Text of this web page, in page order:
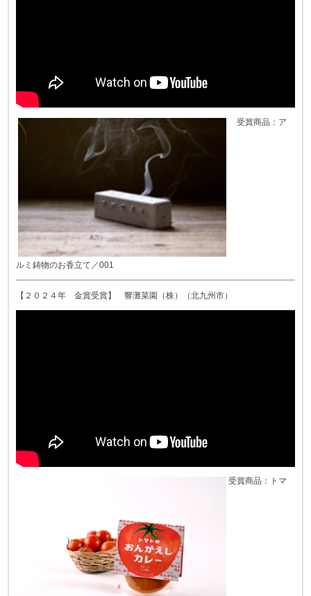
受賞商品：ア
ルミ鋳物のお香立て／001
【２０２４年 金賞受賞】 響灘菜園（株）（北九州市）
受賞商品：トマ